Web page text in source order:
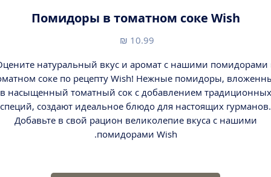
Помидоры в томатном соке Wish
натуральный вкус и аромат с нашими помидорами
соке по рецепту Wish! Нежные помидоры,
в насыщенный томатный сок с добавлением традиционных
специй, создают идеальное блюдо для настоящих гурманов.
Добавьте в свой рацион великолепие вкуса с нашими
помидорами Wish.